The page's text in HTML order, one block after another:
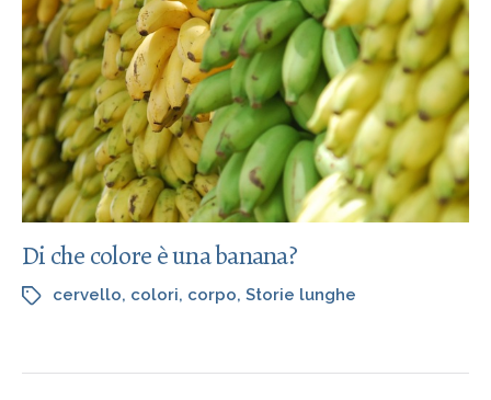
Di che colore è una banana?
cervello, colori, corpo, Storie lunghe